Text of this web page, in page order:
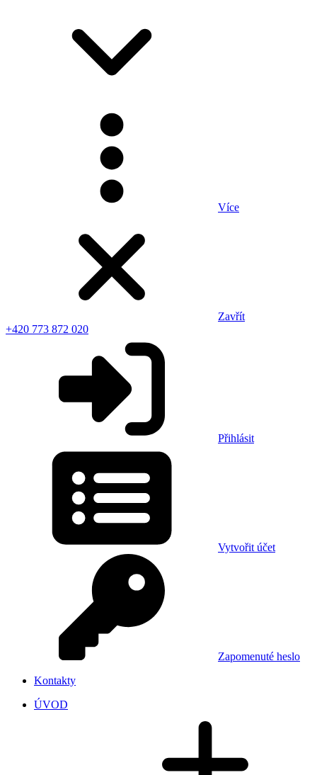
Více
Zavřít
+420 773 872 020
Přihlásit
Vytvořit účet
Zapomenuté heslo
Kontakty
ÚVOD